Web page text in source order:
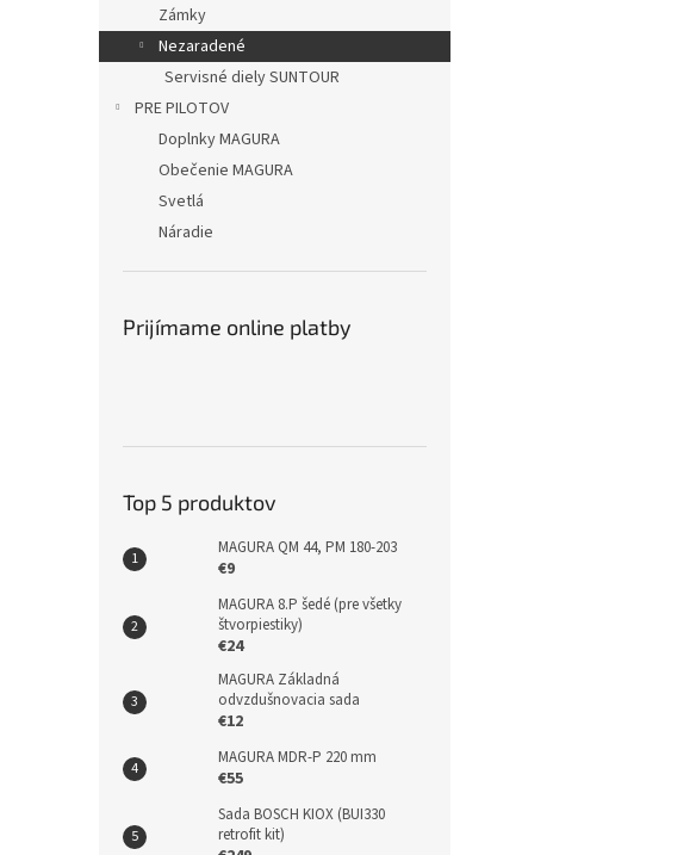
Zámky
Nezaradené
Servisné diely SUNTOUR
PRE PILOTOV
Doplnky MAGURA
Obečenie MAGURA
Svetlá
Náradie
Prijímame online platby
Top 5 produktov
MAGURA QM 44, PM 180-203
€9
MAGURA 8.P šedé (pre všetky
štvorpiestiky)
€24
MAGURA Základná
odvzdušnovacia sada
€12
MAGURA MDR-P 220 mm
€55
Sada BOSCH KIOX (BUI330
retrofit kit)